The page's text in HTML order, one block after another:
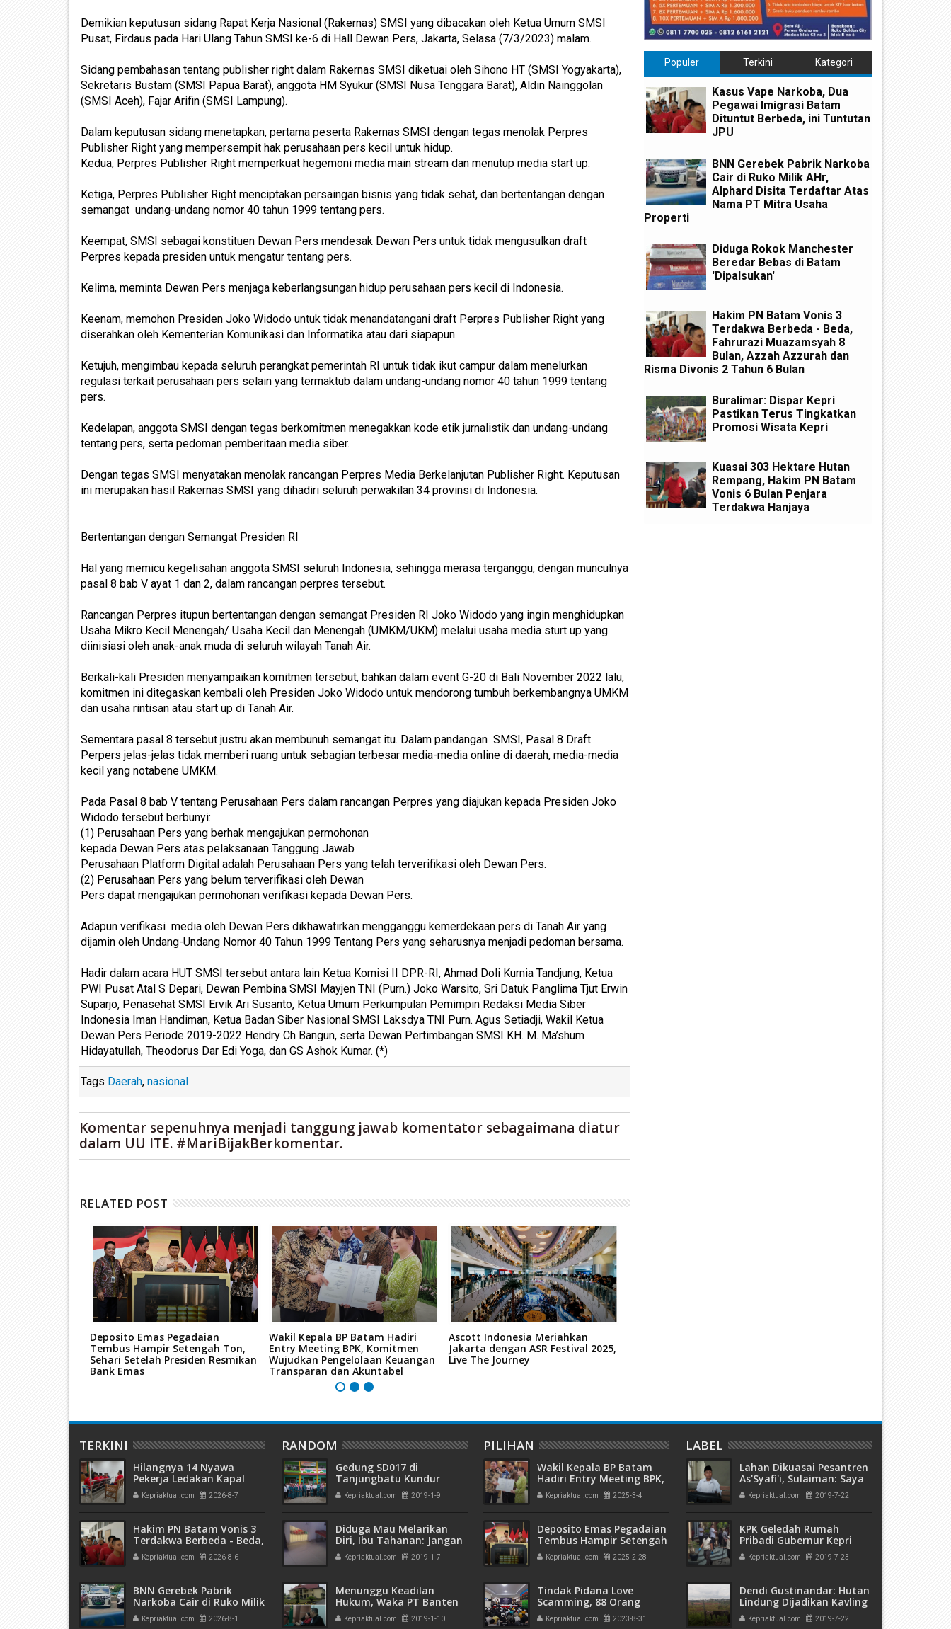
Demikian keputusan sidang Rapat Kerja Nasional (Rakernas) SMSI yang dibacakan oleh Ketua Umum SMSI
Pusat, Firdaus pada Hari Ulang Tahun SMSI ke-6 di Hall Dewan Pers, Jakarta, Selasa (7/3/2023) malam.
Sidang pembahasan tentang publisher right dalam Rakernas SMSI diketuai oleh Sihono HT (SMSI Yogyakarta),
Sekretaris Bustam (SMSI Papua Barat), anggota HM Syukur (SMSI Nusa Tenggara Barat), Aldin Nainggolan
(SMSI Aceh), Fajar Arifin (SMSI Lampung).
Dalam keputusan sidang menetapkan, pertama peserta Rakernas SMSI dengan tegas menolak Perpres
Publisher Right yang mempersempit hak perusahaan pers kecil untuk hidup.
Kedua, Perpres Publisher Right memperkuat hegemoni media main stream dan menutup media start up.
Ketiga, Perpres Publisher Right menciptakan persaingan bisnis yang tidak sehat, dan bertentangan dengan
semangat undang-undang nomor 40 tahun 1999 tentang pers.
Keempat, SMSI sebagai konstituen Dewan Pers mendesak Dewan Pers untuk tidak mengusulkan draft
Perpres kepada presiden untuk mengatur tentang pers.
Kelima, meminta Dewan Pers menjaga keberlangsungan hidup perusahaan pers kecil di Indonesia.
Keenam, memohon Presiden Joko Widodo untuk tidak menandatangani draft Perpres Publisher Right yang
diserahkan oleh Kementerian Komunikasi dan Informatika atau dari siapapun.
Ketujuh, mengimbau kepada seluruh perangkat pemerintah RI untuk tidak ikut campur dalam menelurkan
regulasi terkait perusahaan pers selain yang termaktub dalam undang-undang nomor 40 tahun 1999 tentang
pers.
Kedelapan, anggota SMSI dengan tegas berkomitmen menegakkan kode etik jurnalistik dan undang-undang
tentang pers, serta pedoman pemberitaan media siber.
Dengan tegas SMSI menyatakan menolak rancangan Perpres Media Berkelanjutan Publisher Right. Keputusan
ini merupakan hasil Rakernas SMSI yang dihadiri seluruh perwakilan 34 provinsi di Indonesia.
Bertentangan dengan Semangat Presiden RI
Hal yang memicu kegelisahan anggota SMSI seluruh Indonesia, sehingga merasa terganggu, dengan munculnya
pasal 8 bab V ayat 1 dan 2, dalam rancangan perpres tersebut.
Rancangan Perpres itupun bertentangan dengan semangat Presiden RI Joko Widodo yang ingin menghidupkan
Usaha Mikro Kecil Menengah/ Usaha Kecil dan Menengah (UMKM/UKM) melalui usaha media sturt up yang
diinisiasi oleh anak-anak muda di seluruh wilayah Tanah Air.
Berkali-kali Presiden menyampaikan komitmen tersebut, bahkan dalam event G-20 di Bali November 2022 lalu,
komitmen ini ditegaskan kembali oleh Presiden Joko Widodo untuk mendorong tumbuh berkembangnya UMKM
dan usaha rintisan atau start up di Tanah Air.
Sementara pasal 8 tersebut justru akan membunuh semangat itu. Dalam pandangan SMSI, Pasal 8 Draft
Perpers jelas-jelas tidak memberi ruang untuk sebagian terbesar media-media online di daerah, media-media
kecil yang notabene UMKM.
Pada Pasal 8 bab V tentang Perusahaan Pers dalam rancangan Perpres yang diajukan kepada Presiden Joko
Widodo tersebut berbunyi:
(1) Perusahaan Pers yang berhak mengajukan permohonan
kepada Dewan Pers atas pelaksanaan Tanggung Jawab
Perusahaan Platform Digital adalah Perusahaan Pers yang telah terverifikasi oleh Dewan Pers.
(2) Perusahaan Pers yang belum terverifikasi oleh Dewan
Pers dapat mengajukan permohonan verifikasi kepada Dewan Pers.
Adapun verifikasi media oleh Dewan Pers dikhawatirkan mengganggu kemerdekaan pers di Tanah Air yang
dijamin oleh Undang-Undang Nomor 40 Tahun 1999 Tentang Pers yang seharusnya menjadi pedoman bersama.
Hadir dalam acara HUT SMSI tersebut antara lain Ketua Komisi II DPR-RI, Ahmad Doli Kurnia Tandjung, Ketua
PWI Pusat Atal S Depari, Dewan Pembina SMSI Mayjen TNI (Purn.) Joko Warsito, Sri Datuk Panglima Tjut Erwin
Suparjo, Penasehat SMSI Ervik Ari Susanto, Ketua Umum Perkumpulan Pemimpin Redaksi Media Siber
Indonesia Iman Handiman, Ketua Badan Siber Nasional SMSI Laksdya TNI Purn. Agus Setiadji, Wakil Ketua
Dewan Pers Periode 2019-2022 Hendry Ch Bangun, serta Dewan Pertimbangan SMSI KH. M. Ma’shum
Hidayatullah, Theodorus Dar Edi Yoga, dan GS Ashok Kumar. (*)
Tags Daerah, nasional
Komentar sepenuhnya menjadi tanggung jawab komentator sebagaimana diatur
dalam UU ITE. #MariBijakBerkomentar.
RELATED POST
Deposito Emas Pegadaian
Tembus Hampir Setengah Ton,
Sehari Setelah Presiden Resmikan
Bank Emas
Wakil Kepala BP Batam Hadiri
Entry Meeting BPK, Komitmen
Wujudkan Pengelolaan Keuangan
Transparan dan Akuntabel
Ascott Indonesia Meriahkan
Jakarta dengan ASR Festival 2025,
Live The Journey
Populer Terkini Kategori
Kasus Vape Narkoba, Dua
Pegawai Imigrasi Batam
Dituntut Berbeda, ini Tuntutan
JPU
BNN Gerebek Pabrik Narkoba
Cair di Ruko Milik AHr,
Alphard Disita Terdaftar Atas
Nama PT Mitra Usaha
Properti
Diduga Rokok Manchester
Beredar Bebas di Batam
'Dipalsukan'
Hakim PN Batam Vonis 3
Terdakwa Berbeda - Beda,
Fahrurazi Muazamsyah 8
Bulan, Azzah Azzurah dan
Risma Divonis 2 Tahun 6 Bulan
Buralimar: Dispar Kepri
Pastikan Terus Tingkatkan
Promosi Wisata Kepri
Kuasai 303 Hektare Hutan
Rempang, Hakim PN Batam
Vonis 6 Bulan Penjara
Terdakwa Hanjaya
TERKINI
Hilangnya 14 Nyawa
Pekerja Ledakan Kapal
Tanker di PT ASL Shipyard,
WNA Kim Dong Gyun
Bulan
Kepriaktual.com 2026-8-7
Hakim PN Batam Vonis 3
Terdakwa Berbeda - Beda,
Fahrurazi Muazamsyah 8
Bulan, Azzah Azzurah dan
Bulan
Kepriaktual.com 2026-8-6
BNN Gerebek Pabrik
Narkoba Cair di Ruko Milik
AHr, Alphard Disita
Terdaftar Atas Nama PT
Kepriaktual.com 2026-8-1
RANDOM
Gedung SD017 di
Tanjungbatu Kundur
Diresmikan Aunur Rafiq
Kepriaktual.com 2019-1-9
Diduga Mau Melarikan
Diri, Ibu Tahanan: Jangan
Pukuli Anak Saya Lagi
Kepriaktual.com 2019-1-7
Menunggu Keadilan
Hukum, Waka PT Banten
Tangani Perkara Erlina di
PT Pekanbaru
Kepriaktual.com 2019-1-10
PILIHAN
Wakil Kepala BP Batam
Hadiri Entry Meeting BPK,
Komitmen Wujudkan
Pengelolaan Keuangan
Akuntabel
Kepriaktual.com 2025-3-4
Deposito Emas Pegadaian
Tembus Hampir Setengah
Ton, Sehari Setelah
Presiden Resmikan Bank
Kepriaktual.com 2025-2-28
Tindak Pidana Love
Scamming, 88 Orang
Pelaku Ditangkap Polda
Kepri dan Polisi Cina di
Kepriaktual.com 2023-8-31
LABEL
Lahan Dikuasai Pesantren
As'Syafi'i, Sulaiman: Saya
Minta Ganti Rugi
Kepriaktual.com 2019-7-22
KPK Geledah Rumah
Pribadi Gubernur Kepri
Nonaktif, Staf dan Kantor
Dishub
Kepriaktual.com 2019-7-23
Dendi Gustinandar: Hutan
Lindung Dijadikan Kavling
Udah Ditangani
Kementrian LHK
Kepriaktual.com 2019-7-22